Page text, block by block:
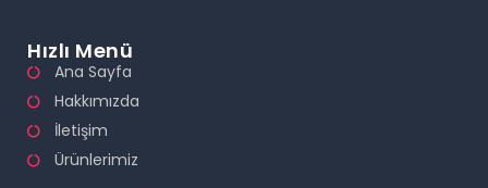
Hızlı Menü
Ana Sayfa
Hakkımızda
İletişim
Ürünlerimiz